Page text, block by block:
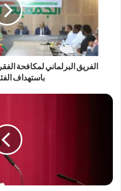
الفريق البرلماني لمكافحة
باستهداف